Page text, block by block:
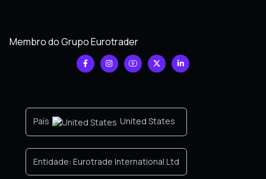
Membro do Grupo Eurotrader
País United States
Entidade: Eurotrade International Ltd